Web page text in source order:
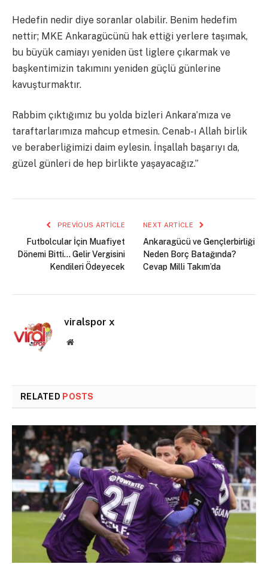
Hedefin nedir diye soranlar olabilir. Benim hedefim
nettir; MKE Ankaragücünü hak ettiği yerlere taşımak,
bu büyük camiayı yeniden üst liglere çıkarmak ve
başkentimizin takımını yeniden güçlü günlerine
kavuşturmaktır.
Rabbim çıktığımız bu yolda bizleri Ankara’mıza ve
taraftarlarımıza mahcup etmesin. Cenab-ı Allah birlik
ve beraberliğimizi daim eylesin. İnşallah başarıyı da,
güzel günleri de hep birlikte yaşayacağız.”
PREVIOUS ARTICLE
Futbolcular İçin Muafiyet
Dönemi Bitti… Gelir Vergisini
Kendileri Ödeyecek
NEXT ARTICLE
Ankaragücü ve Gençlerbirliği
Neden Borç Batağında?
Cevap Milli Takım’da
viralspor x
Website
RELATED POSTS